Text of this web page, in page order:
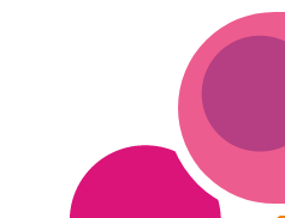
A
c
c
e
i
A